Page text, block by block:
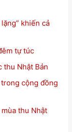
khiến cả
tự túc
thu Nhật Bản
cộng đồng
thu Nhật